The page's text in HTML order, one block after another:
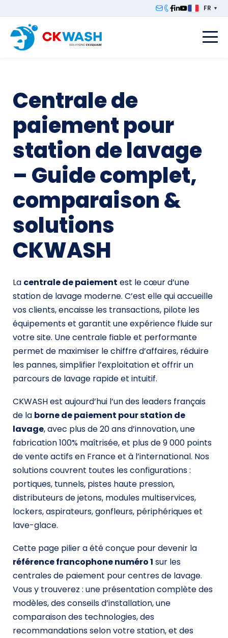
FR ▼
Centrale de
paiement pour
station de lavage
– Guide complet,
comparaison &
solutions
CKWASH
La centrale de paiement est le cœur d’une
station de lavage moderne. C’est elle qui accueille
vos clients, encaisse les transactions, pilote les
équipements et garantit une expérience fluide sur
votre site. Une centrale fiable et performante
permet de maximiser le chiffre d’affaires, réduire
les pannes, simplifier l’exploitation et offrir un
parcours de lavage rapide et intuitif.
CKWASH est aujourd’hui l’un des leaders français
de la borne de paiement pour station de
lavage, avec plus de 20 ans d’innovation, une
fabrication 100% maîtrisée, et plus de 9 000 points
de vente actifs en France et à l’international. Nos
solutions couvrent toutes les configurations :
portiques, tunnels, pistes haute pression,
distributeurs de jetons, modules multiservices,
lockers, aspirateurs, gonfleurs, périphériques et
lave-glace.
Cette page pilier a été conçue pour devenir la
référence francophone numéro 1 sur les
centrales de paiement pour centres de lavage.
Vous y trouverez : une présentation complète des
modèles, des conseils d’installation, une
comparaison des technologies, des
recommandations selon votre station, et des